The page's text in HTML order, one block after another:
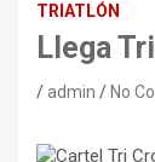
TRIATLÓN
Llega
admin No